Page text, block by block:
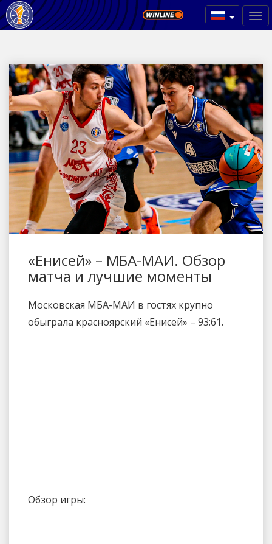
«Енисей» – МБА-МАИ. Обзор
матча и лучшие моменты
Московская МБА-МАИ в гостях крупно
обыграла красноярский «Енисей» – 93:61.
Обзор игры: